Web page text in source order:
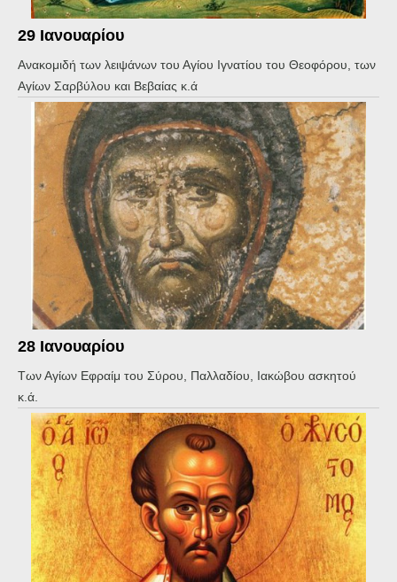
29 Ιανουαρίου
Ανακομιδή των λειψάνων του Αγίου Ιγνατίου του Θεοφόρου, των
Αγίων Σαρβύλου και Βεβαίας κ.ά
28 Ιανουαρίου
Των Αγίων Εφραίμ του Σύρου, Παλλαδίου, Ιακώβου ασκητού
κ.ά.